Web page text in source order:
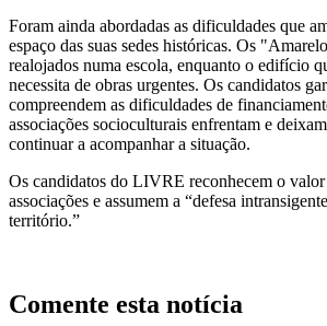
Foram ainda abordadas as dificuldades que
espaço das suas sedes históricas. Os
realojados numa escola, enquanto o edifício
necessita de obras urgentes. Os candidatos
compreendem as dificuldades de
associações socioculturais enfrentam e
continuar a acompanhar a situação.
Os candidatos do LIVRE reconhecem o valor
associações e assumem a “defesa
território.”
Comente esta notícia